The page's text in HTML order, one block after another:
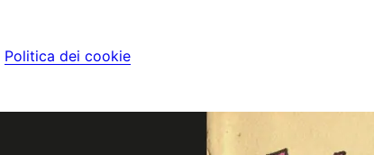
Politica dei cookie